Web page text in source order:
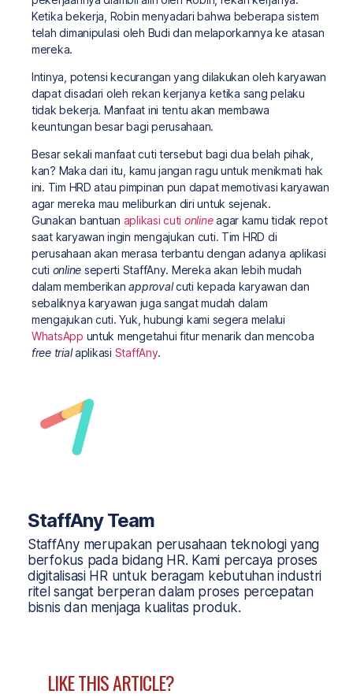
Ketika bekerja, Robin menyadari bahwa beberapa sistem
telah dimanipulasi oleh Budi dan melaporkannya ke atasan
mereka.
Intinya, potensi kecurangan yang dilakukan oleh karyawan
dapat disadari oleh rekan kerjanya ketika sang pelaku
tidak bekerja. Manfaat ini tentu akan membawa
keuntungan besar bagi perusahaan.
Besar sekali manfaat cuti tersebut bagi dua belah pihak,
kan? Maka dari itu, kamu jangan ragu untuk menikmati hak
ini. Tim HRD atau pimpinan pun dapat memotivasi karyawan
agar mereka mau meliburkan diri untuk sejenak.
Gunakan bantuan aplikasi cuti online agar kamu tidak repot
saat karyawan ingin mengajukan cuti. Tim HRD di
perusahaan akan merasa terbantu dengan adanya aplikasi
cuti online seperti StaffAny. Mereka akan lebih mudah
dalam memberikanapprovalcuti kepada karyawan dan
sebaliknya karyawan juga sangat mudah dalam
mengajukan cuti. Yuk, hubungi kami segera melalui
WhatsApp untuk mengetahui fitur menarik dan mencoba
free trialaplikasi StaffAny.
StaffAny Team
StaffAny merupakan perusahaan teknologi yang
berfokus pada bidang HR. Kami percaya proses
digitalisasi HR untuk beragam kebutuhan industri
ritel sangat berperan dalam proses percepatan
bisnis dan menjaga kualitas produk.
LIKE THIS ARTICLE?